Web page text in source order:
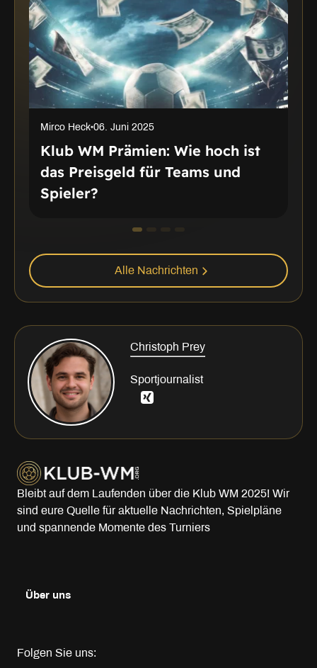
Mirco Heck 06. Juni 2025
Klub WM Prämien: Wie hoch ist
das Preisgeld für Teams und
Spieler?
Alle Nachrichten
Christoph Prey
Sportjournalist
Bleibt auf dem Laufenden über die Klub WM 2025! Wir
sind eure Quelle für aktuelle Nachrichten, Spielpläne
und spannende Momente des Turniers
Über uns
Folgen Sie uns: